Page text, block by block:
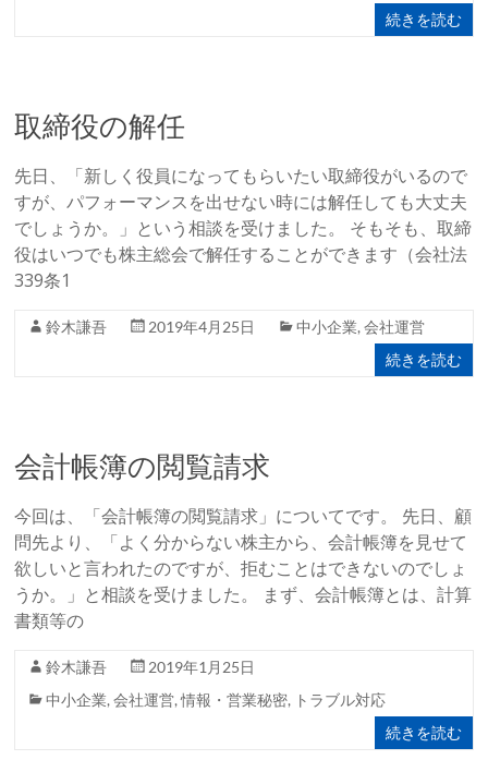
続きを読む
取締役の解任
先日、「新しく役員になってもらいたい取締役がいるので
すが、パフォーマンスを出せない時には解任しても大丈夫
でしょうか。」という相談を受けました。 そもそも、取締
役はいつでも株主総会で解任することができます（会社法
339条1
鈴木謙吾 2019年4月25日 中小企業,会社運営
続きを読む
会計帳簿の閲覧請求
今回は、「会計帳簿の閲覧請求」についてです。 先日、顧
問先より、「よく分からない株主から、会計帳簿を見せて
欲しいと言われたのですが、拒むことはできないのでしょ
うか。」と相談を受けました。 まず、会計帳簿とは、計算
書類等の
鈴木謙吾
2019年1月25日
中小企業,会社運営,情報・営業秘密, トラブル対応
続きを読む